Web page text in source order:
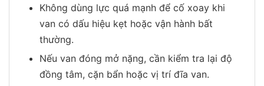
Không dùng lực quá mạnh để cố xoay khi
van có dấu hiệu kẹt hoặc vận hành bất
thường.
Nếu van đóng mở nặng, cần kiểm tra lại độ
đồng tâm, cặn bẩn hoặc vị trí đĩa van.